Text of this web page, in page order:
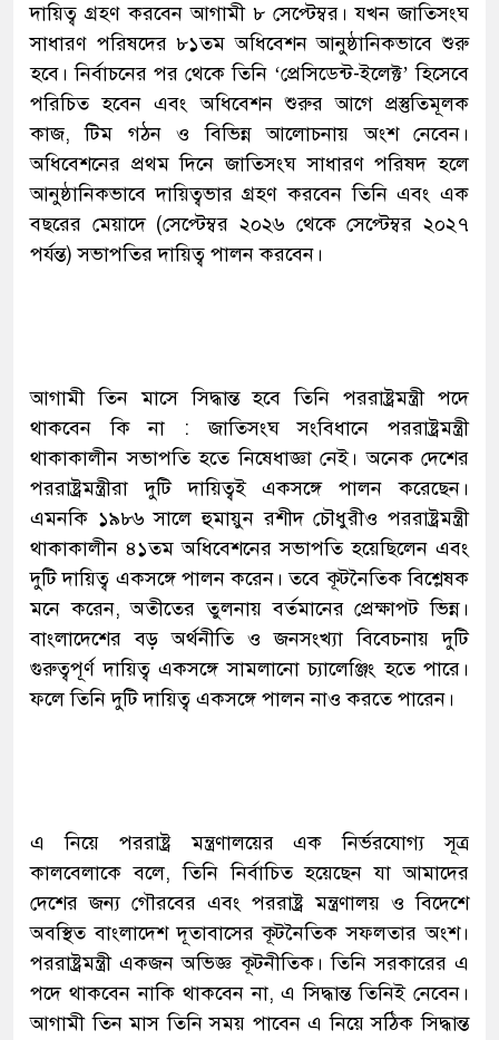
দায়িত্ব গ্রহণ করবেন আগামী ৮ সেপ্টেম্বর। যখন জাতিসংঘ
সাধারণ পরিষদের ৮১তম অধিবেশন আনুষ্ঠানিকভাবে শুরু
হবে। নির্বাচনের পর থেকে তিনি ‘প্রেসিডেন্ট-ইলেক্ট’ হিসেবে
পরিচিত হবেন এবং অধিবেশন শুরুর আগে প্রস্তুতিমূলক
কাজ, টিম গঠন ও বিভিন্ন আলোচনায় অংশ নেবেন।
অধিবেশনের প্রথম দিনে জাতিসংঘ সাধারণ পরিষদ হলে
আনুষ্ঠানিকভাবে দায়িত্বভার গ্রহণ করবেন তিনি এবং এক
বছরের মেয়াদে (সেপ্টেম্বর ২০২৬ থেকে সেপ্টেম্বর ২০২৭
পর্যন্ত) সভাপতির দায়িত্ব পালন করবেন।
আগামী তিন মাসে সিদ্ধান্ত হবে তিনি পররাষ্ট্রমন্ত্রী পদে
থাকবেন কি না : জাতিসংঘ সংবিধানে পররাষ্ট্রমন্ত্রী
থাকাকালীন সভাপতি হতে নিষেধাজ্ঞা নেই। অনেক দেশের
পররাষ্ট্রমন্ত্রীরা দুটি দায়িত্বই একসঙ্গে পালন করেছেন।
এমনকি ১৯৮৬ সালে হুমায়ুন রশীদ চৌধুরীও পররাষ্ট্রমন্ত্রী
থাকাকালীন ৪১তম অধিবেশনের সভাপতি হয়েছিলেন এবং
দুটি দায়িত্ব একসঙ্গে পালন করেন। তবে কূটনৈতিক বিশ্লেষক
মনে করেন, অতীতের তুলনায় বর্তমানের প্রেক্ষাপট ভিন্ন।
বাংলাদেশের বড় অর্থনীতি ও জনসংখ্যা বিবেচনায় দুটি
গুরুত্বপূর্ণ দায়িত্ব একসঙ্গে সামলানো চ্যালেঞ্জিং হতে পারে।
ফলে তিনি দুটি দায়িত্ব একসঙ্গে পালন নাও করতে পারেন।
এ নিয়ে পররাষ্ট্র মন্ত্রণালয়ের এক নির্ভরযোগ্য সূত্র
কালবেলাকে বলে, তিনি নির্বাচিত হয়েছেন যা আমাদের
দেশের জন্য গৌরবের এবং পররাষ্ট্র মন্ত্রণালয় ও বিদেশে
অবস্থিত বাংলাদেশ দূতাবাসের কূটনৈতিক সফলতার অংশ।
পররাষ্ট্রমন্ত্রী একজন অভিজ্ঞ কূটনীতিক। তিনি সরকারের এ
পদে থাকবেন নাকি থাকবেন না, এ সিদ্ধান্ত তিনিই নেবেন।
আগামী তিন মাস তিনি সময় পাবেন এ নিয়ে সঠিক সিদ্ধান্ত